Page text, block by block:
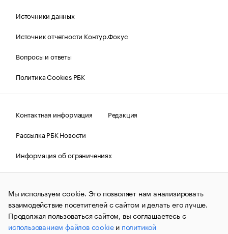
Источники данных
Источник отчетности Контур.Фокус
Вопросы и ответы
Политика Cookies РБК
Контактная информация
Редакция
Рассылка РБК Новости
Информация об ограничениях
Правовая информация
О соблюдении авторских прав
© АО «РОСБИЗНЕСКОНСАЛТИНГ»,1995–2026.Сообщения
и материалы информационного агентства «РБК»
(зарегистрировано Федеральной службой по надзору в сфере
связи, информационных технологий и массовых
коммуникаций (Роскомнадзор) 09.12.2015 за номером ИА
Мы используем cookie. Это позволяет нам анализировать
взаимодействие посетителей с сайтом и делать его лучше.
Продолжая пользоваться сайтом, вы соглашаетесь с
использованием файлов cookieи политикой